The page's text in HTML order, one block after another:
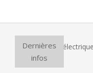
Dernières
infos
à pizza électrique